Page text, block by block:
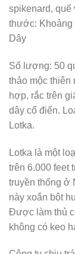
spikenard,
thước: Khoảng
Dây
Số lượng: 50
thảo mộc thiên
hợp, rắc trên
dây cổ điển.
Lotka.
Lotka là một
trên 6.000 feet
truyền thống ở
này xoắn bột
Được làm thủ
không có keo